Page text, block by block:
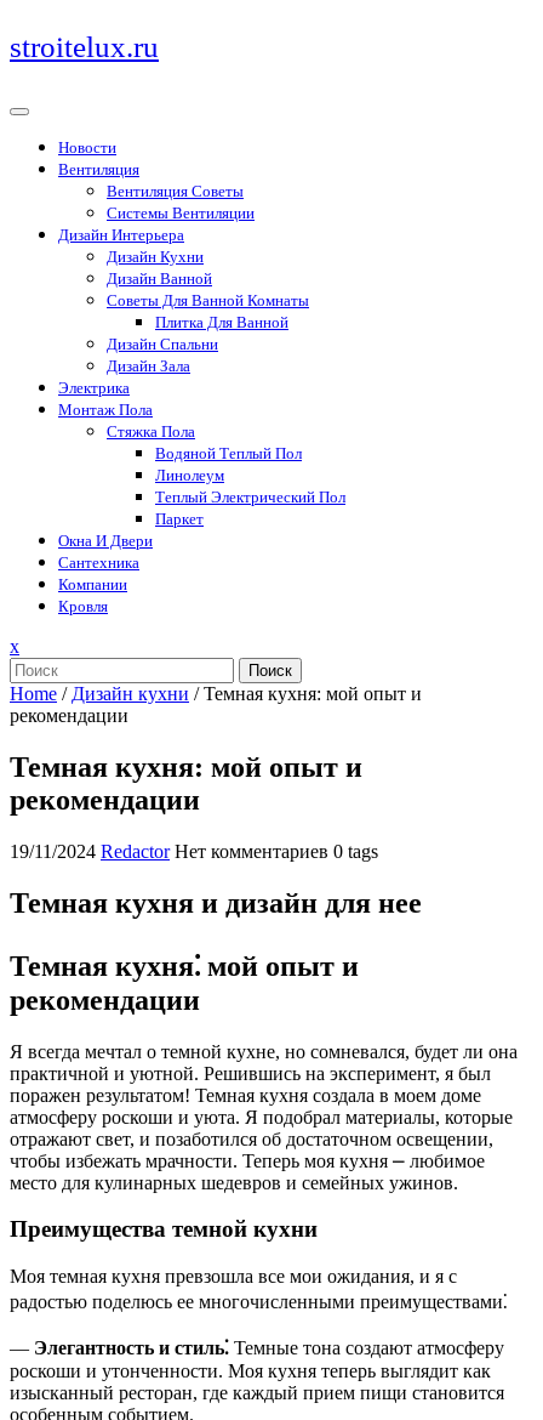
Перейти
к
stroitelux.ru
Новости
Вентиляция
Вентиляция Советы
Системы Вентиляции
Дизайн Интерьера
Дизайн Кухни
Дизайн Ванной
Советы Для Ванной Комнаты
Плитка Для Ванной
Дизайн Спальни
Дизайн Зала
Электрика
Монтаж Пола
Стяжка Пола
Водяной Теплый Пол
Линолеум
Теплый Электрический Пол
Паркет
Окна И Двери
Сантехника
Компании
Кровля
xЗакрыть
меню
Поиск
Home / Дизайн кухни /Темная кухня: мой опыт и
рекомендации
Темная кухня: мой опыт и
рекомендации
19/11/2024 Redactor Нет комментариев 0 tags
Темная кухня и дизайн для нее
Темная кухня⁚ мой опыт и
рекомендации
Я всегда мечтал о темной кухне, но сомневался, будет ли она
практичной и уютной. Решившись на эксперимент, я был
поражен результатом! Темная кухня создала в моем доме
атмосферу роскоши и уюта. Я подобрал материалы, которые
отражают свет, и позаботился об достаточном освещении,
чтобы избежать мрачности. Теперь моя кухня ⎼ любимое
место для кулинарных шедевров и семейных ужинов.
Преимущества темной кухни
Моя темная кухня превзошла все мои ожидания, и я с
радостью поделюсь ее многочисленными преимуществами⁚
— Элегантность и стиль⁚ Темные тона создают атмосферу
роскоши и утонченности. Моя кухня теперь выглядит как
изысканный ресторан, где каждый прием пищи становится
особенным событием.